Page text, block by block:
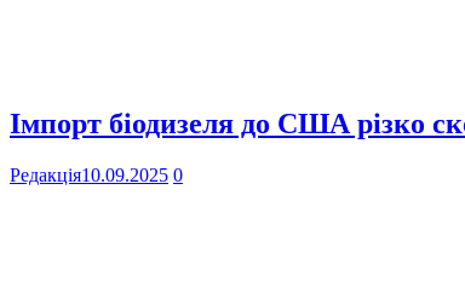
Імпорт біодизеля до США різко
Редакція10.09.2025 0